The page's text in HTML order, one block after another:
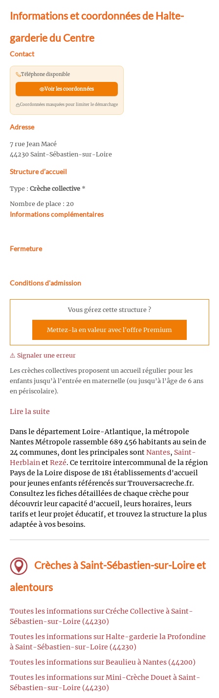
Informations et coordonnées de Halte-
garderie du Centre
Contact
Téléphone disponible
Voir les coordonnées
Coordonnées masquées pour limiter le démarchage
Adresse
7 rue Jean Macé
44230 Saint-Sébastien-sur-Loire
Structure d’accueil
Type : Crèche collective *
Nombre de place : 20
Informations complémentaires
Fermeture
Conditions d'admission
Vous gérez cette structure ?
Mettez-la en valeur avec l'offre Premium
⚠️ Signaler une erreur
Les crèches collectives proposent un accueil régulier pour les
enfants jusqu’à l’entrée en maternelle (ou jusqu’à l’âge de 6 ans
en périscolaire).
Lire la suite
Dans le département Loire-Atlantique, la métropole
Nantes Métropole rassemble 689 456 habitants au sein de
24 communes, dont les principales sontNantes, Saint-
HerblainetRezé. Ce territoire intercommunal de la région
Pays de la Loire dispose de 181 établissements d'accueil
pour jeunes enfants référencés sur Trouversacreche.fr.
Consultez les fiches détaillées de chaque crèche pour
découvrir leur capacité d'accueil, leurs horaires, leurs
tarifs et leur projet éducatif, et trouvez la structure la plus
adaptée à vos besoins.
Crèches à Saint-Sébastien-sur-Loire et
alentours
Toutes les informations sur Créche Collective à Saint-
Sébastien-sur-Loire (44230)
Toutes les informations sur Halte-garderie la Profondine
à Saint-Sébastien-sur-Loire (44230)
Toutes les informations sur Beaulieu à Nantes (44200)
Toutes les informations sur Mini-Crèche Douet à Saint-
Sébastien-sur-Loire (44230)